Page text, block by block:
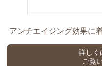
アンチエイジング効果に
詳しく
ご覧